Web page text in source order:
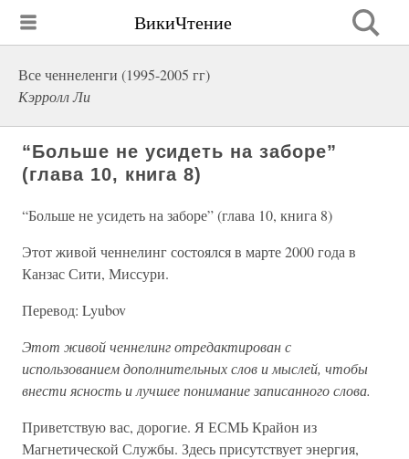
ВикиЧтение
Все ченнеленги (1995-2005 гг)
Кэрролл Ли
“Больше не усидеть на заборе”
(глава 10, книга 8)
“Больше не усидеть на заборе” (глава 10, книга 8)
Этот живой ченнелинг состоялся в марте 2000 года в
Канзас Сити, Миссури.
Перевод: Lyubov
Этот живой ченнелинг отредактирован с
использованием дополнительных слов и мыслей, чтобы
внести ясность и лучшее понимание записанного слова.
Приветствую вас, дорогие. Я ЕСМЬ Крайон из
Магнетической Службы. Здесь присутствует энергия,